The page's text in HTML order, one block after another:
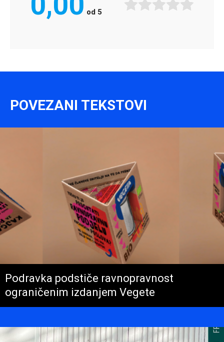
od 5
POVEZANI TEKSTOVI
Podravka podstiče ravnopravnost
ograničenim izdanjem Vegete